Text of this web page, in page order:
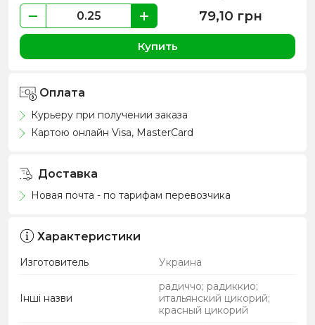
79,10 грн
Купить
Оплата
Курьеру при получении заказа
Картою онлайн Visa, MasterCard
Доставка
Новая почта - по тарифам перевозчика
Характеристики
Изготовитель Украина
Інші назви
радиччо; радиккио;
итальянский цикорий;
красный цикорий